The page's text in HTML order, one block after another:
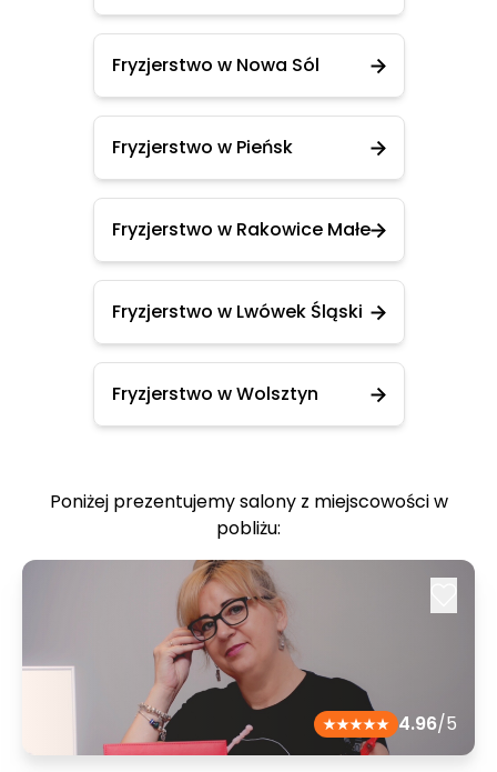
Fryzjerstwo w Nowa Sól
Fryzjerstwo w Pieńsk
Fryzjerstwo w Rakowice Małe
Fryzjerstwo w Lwówek Śląski
Fryzjerstwo w Wolsztyn
Poniżej prezentujemy salony z miejscowości w
pobliżu:
4.96/5